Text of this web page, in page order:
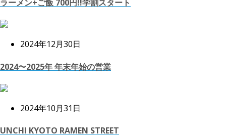
ラーメン+ご飯 700円!!学割スタート
2024年12月30日
2024〜2025年 年末年始の営業
2024年10月31日
UNCHI KYOTO RAMEN STREET